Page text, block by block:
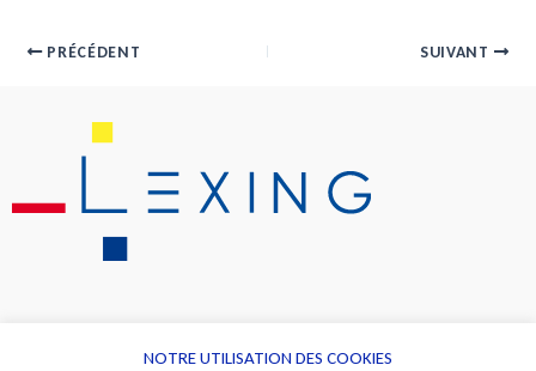
PRÉCÉDENT SUIVANT
NOTRE UTILISATION DES COOKIES